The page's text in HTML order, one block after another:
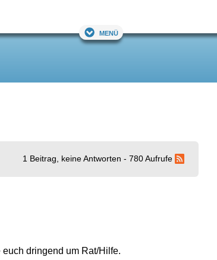
Menü
1 Beitrag, keine Antworten - 780 Aufrufe
dringend um Rat/Hilfe.